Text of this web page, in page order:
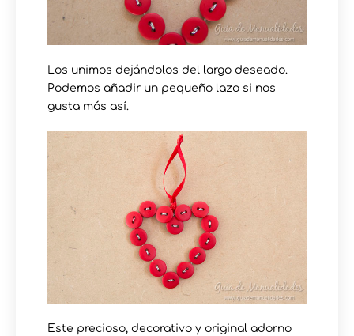
Los unimos dejándolos del largo deseado.
Podemos añadir un pequeño lazo si nos
gusta más así.
Este precioso, decorativo y original adorno